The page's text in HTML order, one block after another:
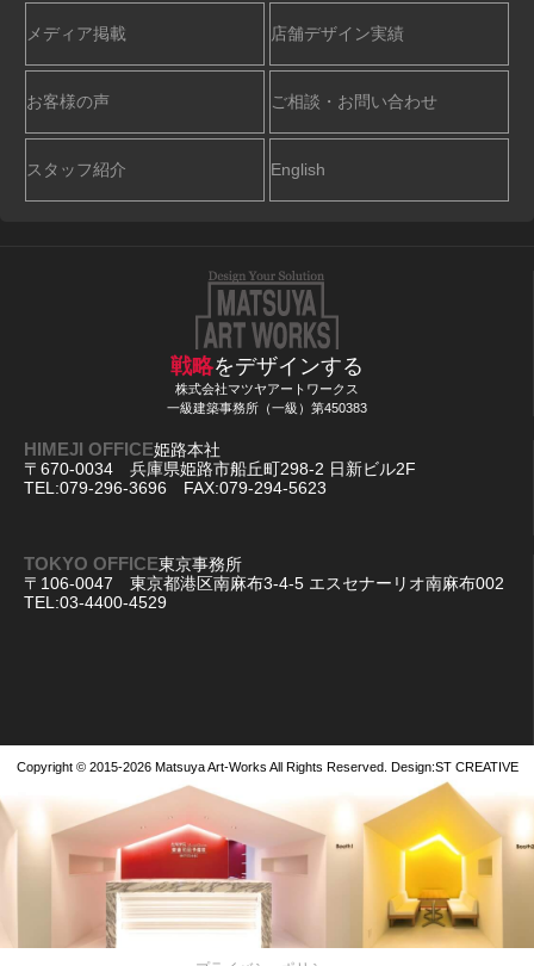
メディア掲載 店舗デザイン実績
お客様の声 ご相談・お問い合わせ
スタッフ紹介 English
戦略をデザインする
株式会社マツヤアートワークス
一級建築事務所（一級）第450383
HIMEJI OFFICE姫路本社
〒670-0034 兵庫県姫路市船丘町298-2 日新ビル2F
TEL:079-296-3696 FAX:079-294-5623
TOKYO OFFICE東京事務所
〒106-0047 東京都港区南麻布3-4-5 エスセナーリオ南麻布002
TEL:03-4400-4529
Copyright © 2015-2026 Matsuya Art-Works All Rights Reserved. Design:ST CREATIVE